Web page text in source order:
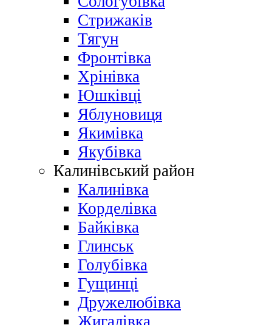
Стрижаків
Тягун
Фронтівка
Хрінівка
Юшківці
Яблуновиця
Якимівка
Якубівка
Калинівський район
Калинівка
Корделівка
Байківка
Глинськ
Голубівка
Гущинці
Дружелюбівка